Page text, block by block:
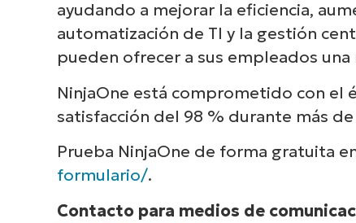
ayudando a mejorar la eficiencia,
automatización de TI y la gestión
pueden ofrecer a sus empleados
NinjaOne está comprometido con el
satisfacción del 98 % durante más de
Prueba NinjaOne de forma gratuita
formulario/.
Contacto para medios de